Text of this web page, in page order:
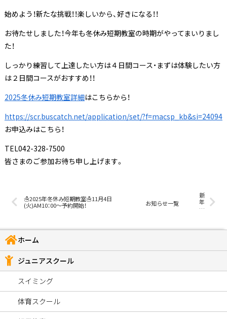
始めよう！新たな挑戦！！楽しいから、好きになる！！
お待たせしました！今年も冬休み短期教室の時期がやってまいりまし
た！
しっかり練習して上達したい方は４日間コース・まずは体験したい方
は２日間コースがおすすめ！！
2025冬休み短期教室詳細はこちらから！
https://scr.buscatch.net/application/set/?f=macsp_kb&si=24094
お申込みはこちら！
TEL042-328-7500
皆さまのご参加お待ち申し上げます。
☃2025年冬休み短期教室☃11月4日
(火)AM10：00～予約開始！
お知らせ一覧
新
年
の
拶
ホーム
ジュニアスクール
スイミング
体育スクール